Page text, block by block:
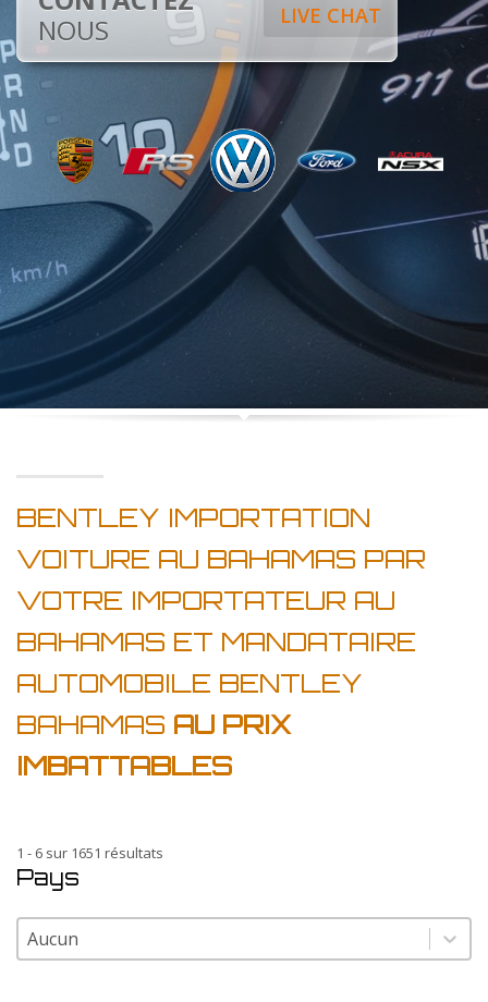
LIVE CHAT
NOUS
BENTLEY IMPORTATION
VOITURE AU BAHAMAS PAR
VOTRE IMPORTATEUR AU
BAHAMAS ET MANDATAIRE
AUTOMOBILE BENTLEY
BAHAMAS AU PRIX
IMBATTABLES
1 - 6 sur 1651 résultats
Pays
Pays
Pays